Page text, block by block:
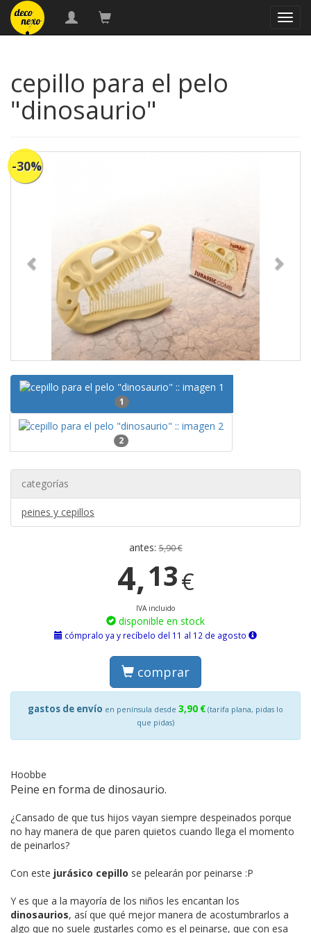
cepillo para el pelo
"dinosaurio"
-30%
1
2
categorías
peines y cepillos
antes:5,90 €
4,13€
IVA incluido
disponible en stock
cómpralo ya y recíbelo del 11 al 12 de agosto
comprar
gastos de envío en península desde 3,90 € (tarifa plana, pidas lo
que pidas)
Hoobbe
Peine en forma de dinosaurio.
¿Cansado de que tus hijos vayan siempre despeinados porque
no hay manera de que paren quietos cuando llega el momento
de peinarlos?
Con este jurásico cepillo se pelearán por peinarse :P
Y es que a la mayoría de los niños les encantan los
dinosaurios, así que qué mejor manera de acostumbrarlos a
algo que no suele gustarles como es el peinarse, que con esa